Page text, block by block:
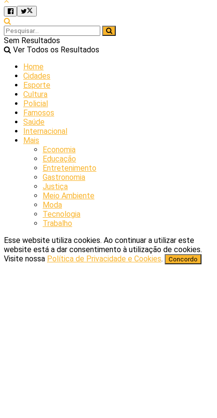
Sem Resultados
Ver Todos os Resultados
Home
Cidades
Esporte
Cultura
Policial
Famosos
Saúde
Internacional
Mais
Economia
Educação
Entretenimento
Gastronomia
Justiça
Meio Ambiente
Moda
Tecnologia
Trabalho
Esse website utiliza cookies. Ao continuar a utilizar este
website está a dar consentimento à utilização de cookies.
Visite nossa Política de Privacidade e Cookies. Concordo